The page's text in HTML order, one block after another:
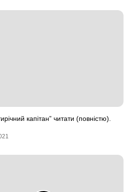
капітан” читати (повністю).